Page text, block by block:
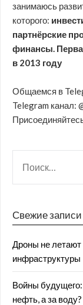
занимаюсь
которого:
партнёрские
финансы.
в 2013 году
Общаемся в
Telegram канал:
Свежие записи
Дроны не летают
инфраструктуры
Войны будущего:
нефть, а за воду?